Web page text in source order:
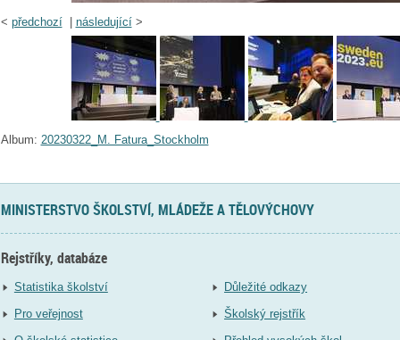
< předchozí| následující>
Album: 20230322_M. Fatura_Stockholm
MINISTERSTVO ŠKOLSTVÍ, MLÁDEŽE A TĚLOVÝCHOVY
Rejstříky, databáze
Statistika školství
Pro veřejnost
Důležité odkazy
Školský rejstřík